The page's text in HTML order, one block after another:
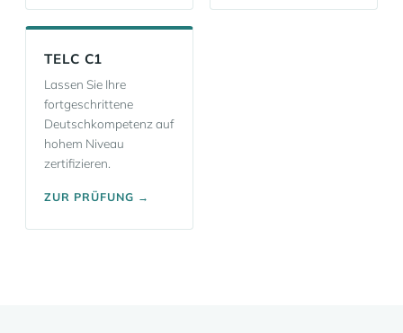
TELC C1
Lassen Sie Ihre
fortgeschrittene
Deutschkompetenz auf
hohem Niveau
zertifizieren.
ZUR PRÜFUNG →